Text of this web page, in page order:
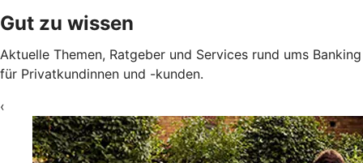
Gut zu wissen
Aktuelle Themen, Ratgeber und Services rund ums Banking
für Privatkundinnen und -kunden.
‹